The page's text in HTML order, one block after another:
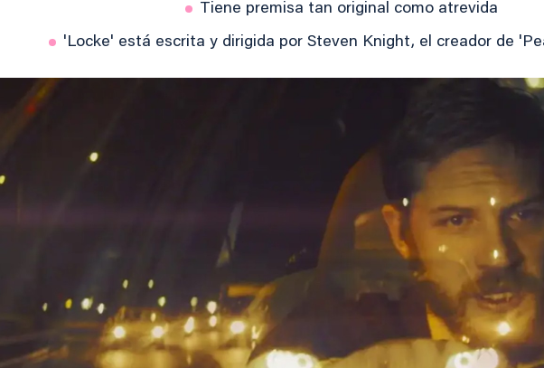
Tiene premisa tan original como atrevida
'Locke' está escrita y dirigida por Steven Knight, el creador de